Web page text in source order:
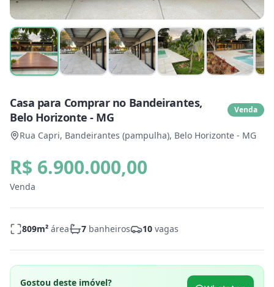
Casa para Comprar no Bandeirantes,
Belo Horizonte - MG
Venda
Rua Capri, Bandeirantes (pampulha), Belo Horizonte - MG
R$ 6.900.000,00
Venda
809m² área 7 banheiros 10 vagas
Gostou deste imóvel?